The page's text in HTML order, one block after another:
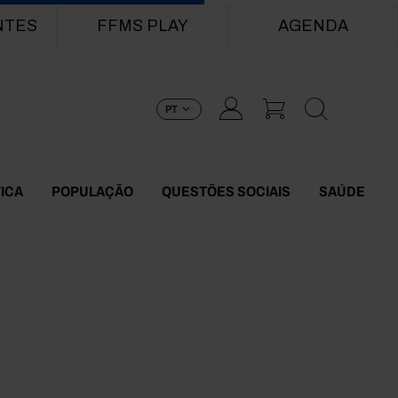
FFMS PLAY AGENDA
PT
POPULAÇÃO QUESTÕES SOCIAIS SAÚDE